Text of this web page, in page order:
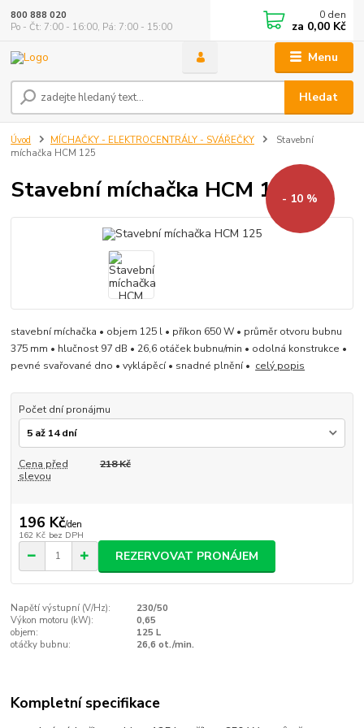
Menu
Hledat
800 888 020
Po - Čt: 7:00 - 16:00, Pá: 7:00 - 15:00
0 den
za 0,00 Kč
Úvod MÍCHAČKY - ELEKTROCENTRÁLY - SVÁŘEČKY
Stavební
míchačka HCM 125
Stavební míchačka HCM 125- 10 %
stavební míchačka • objem 125 l • příkon 650 W • průměr otvoru bubnu
375 mm • hlučnost 97 dB • 26,6 otáček bubnu/min • odolná konstrukce •
pevné svařované dno • vyklápěcí • snadné plnění • celý popis
Počet dní pronájmu
Cena před
slevou
218 Kč
196 Kč/den
162 Kč bez DPH
REZERVOVAT PRONÁJEM
Napětí výstupní (V/Hz):
230/50
Výkon motoru (kW):
0,65
objem:
125 L
otáčky bubnu:
26,6 ot./min.
Kompletní specifikace